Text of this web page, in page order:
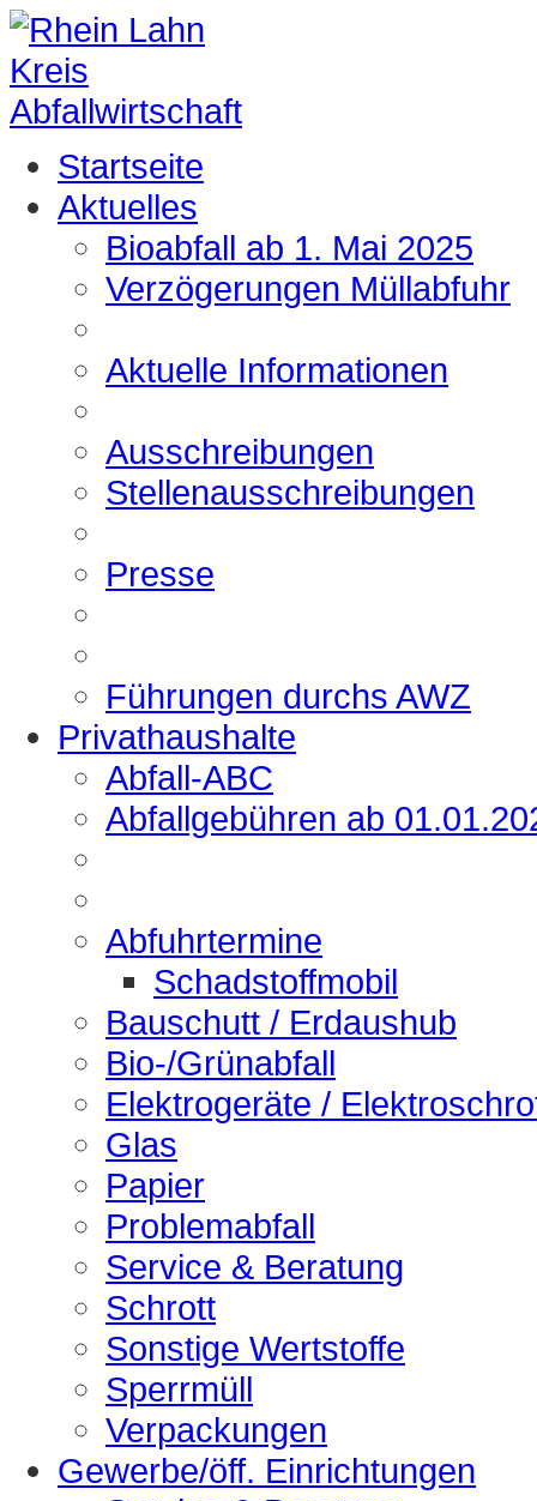
Startseite
Aktuelles
Bioabfall ab 1. Mai 2025
Verzögerungen Müllabfuhr
Aktuelle Informationen
Ausschreibungen
Stellenausschreibungen
Presse
Führungen durchs AWZ
Privathaushalte
Abfall-ABC
Abfallgebühren ab
Abfuhrtermine
Schadstoffmobil
Bauschutt / Erdaushub
Bio-/Grünabfall
Elektrogeräte /
Glas
Papier
Problemabfall
Service & Beratung
Schrott
Sonstige Wertstoffe
Sperrmüll
Verpackungen
Gewerbe/öff. Einrichtungen